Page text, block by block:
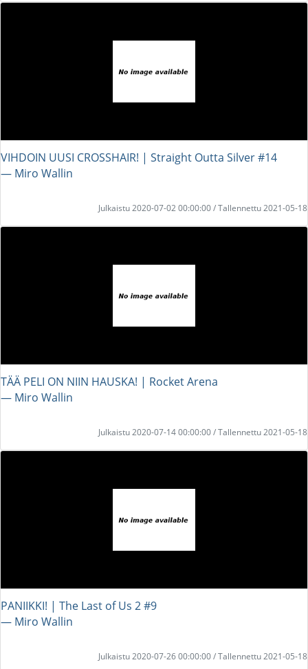
VIHDOIN UUSI CROSSHAIR! | Straight Outta Silver #14
― Miro Wallin
Julkaistu 2020-07-02 00:00:00 / Tallennettu 2021-05-18
TÄÄ PELI ON NIIN HAUSKA! | Rocket Arena
― Miro Wallin
Julkaistu 2020-07-14 00:00:00 / Tallennettu 2021-05-18
PANIIKKI! | The Last of Us 2 #9
― Miro Wallin
Julkaistu 2020-07-26 00:00:00 / Tallennettu 2021-05-18